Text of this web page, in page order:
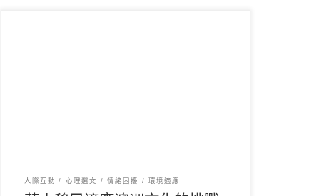
人際互動 心理選文 情緒困擾 環境適應